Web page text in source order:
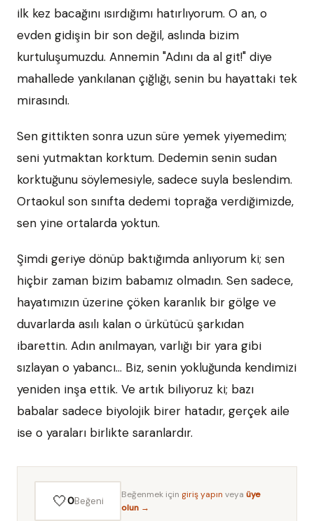
ilk kez bacağını ısırdığımı hatırlıyorum. O an, o
evden gidişin bir son değil, aslında bizim
kurtuluşumuzdu. Annemin "Adını da al git!" diye
mahallede yankılanan çığlığı, senin bu hayattaki tek
mirasındı.
Sen gittikten sonra uzun süre yemek yiyemedim;
seni yutmaktan korktum. Dedemin senin sudan
korktuğunu söylemesiyle, sadece suyla beslendim.
Ortaokul son sınıfta dedemi toprağa verdiğimizde,
sen yine ortalarda yoktun.
Şimdi geriye dönüp baktığımda anlıyorum ki; sen
hiçbir zaman bizim babamız olmadın. Sen sadece,
hayatımızın üzerine çöken karanlık bir gölge ve
duvarlarda asılı kalan o ürkütücü şarkıdan
ibarettin. Adın anılmayan, varlığı bir yara gibi
sızlayan o yabancı... Biz, senin yokluğunda kendimizi
yeniden inşa ettik. Ve artık biliyoruz ki; bazı
babalar sadece biyolojik birer hatadır, gerçek aile
ise o yaraları birlikte saranlardır.
🤍0Beğeni
Beğenmek için giriş yapın veya üye
olun →